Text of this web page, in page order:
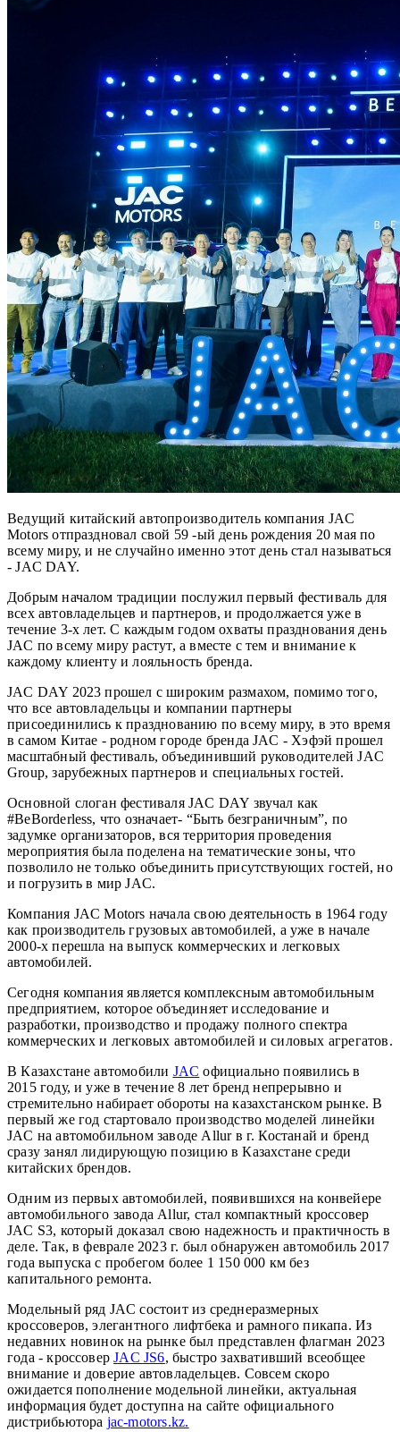
Ведущий китайский автопроизводитель компания JAC
Motors отпраздновал свой 59 -ый день рождения 20 мая по
всему миру, и не случайно именно этот день стал называться
- JAC DAY.
Добрым началом традиции послужил первый фестиваль для
всех автовладельцев и партнеров, и продолжается уже в
течение 3-х лет. С каждым годом охваты празднования день
JAC по всему миру растут, а вместе с тем и внимание к
каждому клиенту и лояльность бренда.
JAC DAY 2023 прошел с широким размахом, помимо того,
что все автовладельцы и компании партнеры
присоединились к празднованию по всему миру, в это время
в самом Китае - родном городе бренда JAC - Хэфэй прошел
масштабный фестиваль, объединивший руководителей JAC
Group, зарубежных партнеров и специальных гостей.
Основной слоган фестиваля JAC DAY звучал как
#BeBorderless, что означает- “Быть безграничным”, по
задумке организаторов, вся территория проведения
мероприятия была поделена на тематические зоны, что
позволило не только объединить присутствующих гостей, но
и погрузить в мир JAC.
Компания JAC Motors начала свою деятельность в 1964 году
как производитель грузовых автомобилей, а уже в начале
2000-х перешла на выпуск коммерческих и легковых
автомобилей.
Сегодня компания является комплексным автомобильным
предприятием, которое объединяет исследование и
разработки, производство и продажу полного спектра
коммерческих и легковых автомобилей и силовых агрегатов.
В Казахстане автомобили JAC официально появились в
2015 году, и уже в течение 8 лет бренд непрерывно и
стремительно набирает обороты на казахстанском рынке. В
первый же год стартовало производство моделей линейки
JAC на автомобильном заводе Allur в г. Костанай и бренд
сразу занял лидирующую позицию в Казахстане среди
китайских брендов.
Одним из первых автомобилей, появившихся на конвейере
автомобильного завода Allur, стал компактный кроссовер
JAC S3, который доказал свою надежность и практичность в
деле. Так, в феврале 2023 г. был обнаружен автомобиль 2017
года выпуска с пробегом более 1 150 000 км без
капитального ремонта.
Модельный ряд JAC состоит из среднеразмерных
кроссоверов, элегантного лифтбека и рамного пикапа. Из
недавних новинок на рынке был представлен флагман 2023
года - кроссоверJAC JS6, быстро захвативший всеобщее
внимание и доверие автовладельцев. Совсем скоро
ожидается пополнение модельной линейки, актуальная
информация будет доступна на сайте официального
дистрибьютора jac-motors.kz.